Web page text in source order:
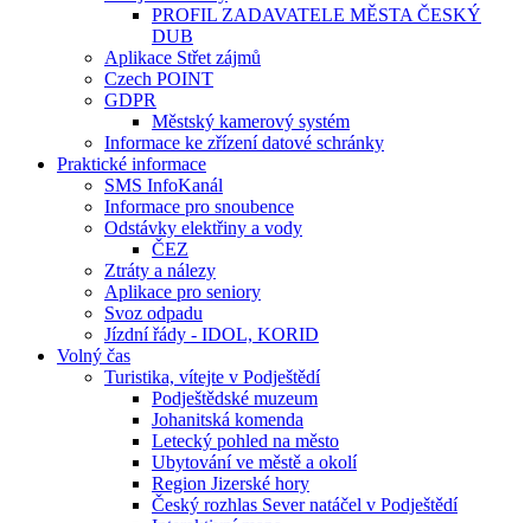
PROFIL ZADAVATELE MĚSTA ČESKÝ
DUB
Aplikace Střet zájmů
Czech POINT
GDPR
Městský kamerový systém
Informace ke zřízení datové schránky
Praktické informace
SMS InfoKanál
Informace pro snoubence
Odstávky elektřiny a vody
ČEZ
Ztráty a nálezy
Aplikace pro seniory
Svoz odpadu
Jízdní řády - IDOL, KORID
Volný čas
Turistika, vítejte v Podještědí
Podještědské muzeum
Johanitská komenda
Letecký pohled na město
Ubytování ve městě a okolí
Region Jizerské hory
Český rozhlas Sever natáčel v Podještědí